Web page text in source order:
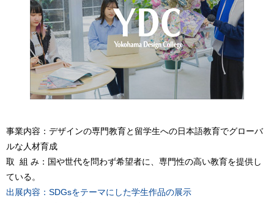
事業内容：デザインの専門教育と留学生への日本語教育でグローバ
ルな人材育成
取 組 み：国や世代を問わず希望者に、専門性の高い教育を提供し
ている。
出展内容：SDGsをテーマにした学生作品の展示